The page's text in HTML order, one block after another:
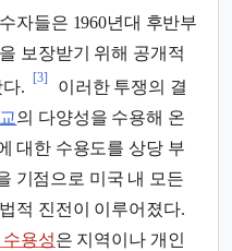
자들은 1960년대 후반부
을 보장받기 위해 공개적
.
[3]
이러한 투쟁의 결
의 다양성을 수용해 온
대한 수용도를 상당 부
기점으로 미국 내 모든
적 진전이 이루어졌다.
용성은 지역이나 개인